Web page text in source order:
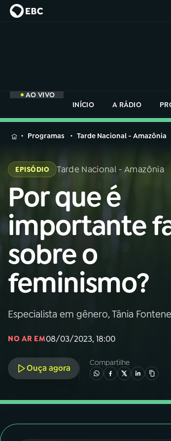
AO VIVO
INÍCIO
A RÁDIO
MENU
Buscar
na
Rádio
Nacional
01 INÍCIO
02A RÁDIO
03PROGRAMAÇÃO
05PODCASTS
na
Rádio
Programas Tarde Nacional - Amazônia
EPISÓDIO Tarde Nacional - Amazônia
Por que é
importante
sobre o
feminismo?
Especialista em gênero, Tânia
NO AR EM08/03/2023, 18:00
Ouça agora
Compartilhe